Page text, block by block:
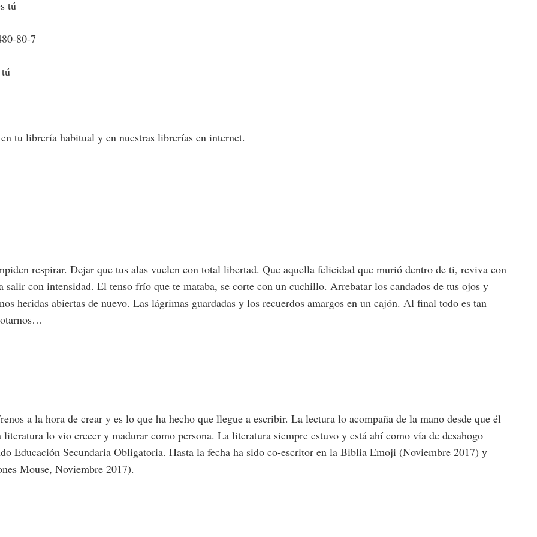
tú
80-7
tu librería habitual y en nuestras librerías en internet.
respirar. Dejar que tus alas vuelen con total libertad. Que aquella felicidad que murió dentro de ti, reviva con
salir con intensidad. El tenso frío que te mataba, se corte con un cuchillo. Arrebatar los candados de tus ojos y
heridas abiertas de nuevo. Las lágrimas guardadas y los recuerdos amargos en un cajón. Al final todo es tan
a la hora de crear y es lo que ha hecho que llegue a escribir. La lectura lo acompaña de la mano desde que él
lo vio crecer y madurar como persona. La literatura siempre estuvo y está ahí como vía de desahogo
Educación Secundaria Obligatoria. Hasta la fecha ha sido co-escritor en la Biblia Emoji (Noviembre 2017) y
Mouse, Noviembre 2017).